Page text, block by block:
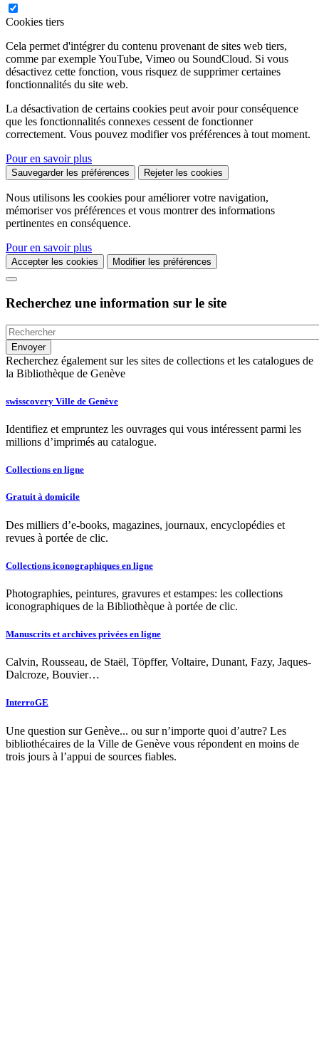
Cookies tiers
Cela permet d'intégrer du contenu provenant de sites web tiers,
comme par exemple YouTube, Vimeo ou SoundCloud. Si vous
désactivez cette fonction, vous risquez de supprimer certaines
fonctionnalités du site web.
La désactivation de certains cookies peut avoir pour conséquence
que les fonctionnalités connexes cessent de fonctionner
correctement. Vous pouvez modifier vos préférences à tout moment.
Pour en savoir plus
Sauvegarder les préférences Rejeter les cookies
Nous utilisons les cookies pour améliorer votre navigation,
mémoriser vos préférences et vous montrer des informations
pertinentes en conséquence.
Pour en savoir plus
Accepter les cookies Modifier les préférences
Recherchez une information sur le site
Recherchez également sur les sites de collections et les catalogues de
la Bibliothèque de Genève
swisscovery Ville de Genève
Identifiez et empruntez les ouvrages qui vous intéressent parmi les
millions d’imprimés au catalogue.
Collections en ligne
Gratuit à domicile
Des milliers d’e-books, magazines, journaux, encyclopédies et
revues à portée de clic.
Collections iconographiques en ligne
Photographies, peintures, gravures et estampes: les collections
iconographiques de la Bibliothèque à portée de clic.
Manuscrits et archives privées en ligne
Calvin, Rousseau, de Staël, Töpffer, Voltaire, Dunant, Fazy, Jaques-
Dalcroze, Bouvier…
InterroGE
Une question sur Genève... ou sur n’importe quoi d’autre? Les
bibliothécaires de la Ville de Genève vous répondent en moins de
trois jours à l’appui de sources fiables.